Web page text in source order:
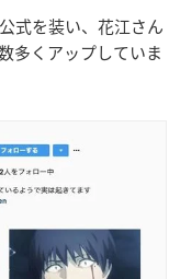
式を装い、花江さん
多くアップしていま